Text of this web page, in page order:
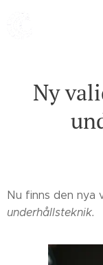
Ny
Nu finns den nya
underhållsteknik.